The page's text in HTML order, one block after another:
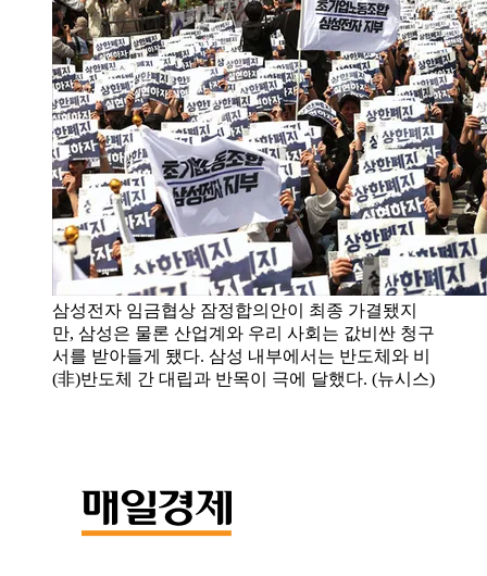
삼성전자 임금협상 잠정합의안이 최종 가결됐지
만, 삼성은 물론 산업계와 우리 사회는 값비싼 청구
서를 받아들게 됐다. 삼성 내부에서는 반도체와 비
(非)반도체 간 대립과 반목이 극에 달했다. (뉴시스)